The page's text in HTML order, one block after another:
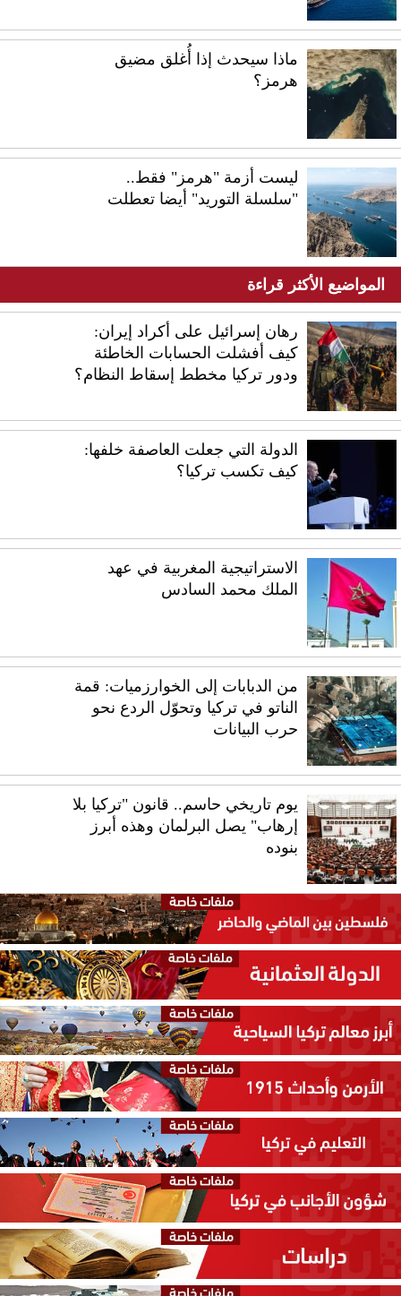
ماذا سيحدث إذا أُغلق مضيق
هرمز؟
ليست أزمة "هرمز" فقط..
"سلسلة التوريد" أيضا تعطلت
المواضيع الأكثر قراءة
رهان إسرائيل على أكراد إيران:
كيف أفشلت الحسابات الخاطئة
ودور تركيا مخطط إسقاط النظام؟
الدولة التي جعلت العاصفة خلفها:
كيف تكسب تركيا؟
الاستراتيجية المغربية في عهد
الملك محمد السادس
من الدبابات إلى الخوارزميات: قمة
الناتو في تركيا وتحوّل الردع نحو
حرب البيانات
يوم تاريخي حاسم.. قانون "تركيا بلا
إرهاب" يصل البرلمان وهذه أبرز
بنوده